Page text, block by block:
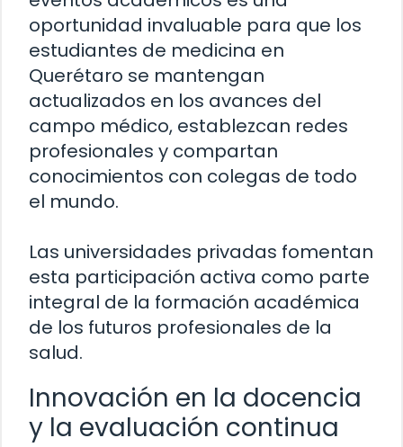
oportunidad invaluable para que los
estudiantes de medicina en
Querétaro se mantengan
actualizados en los avances del
campo médico, establezcan redes
profesionales y compartan
conocimientos con colegas de todo
el mundo.
Las universidades privadas fomentan
esta participación activa como parte
integral de la formación académica
de los futuros profesionales de la
salud.
Innovación en la docencia
y la evaluación continua